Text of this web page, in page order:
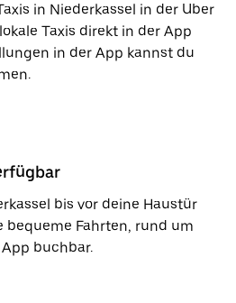
in Niederkassel in der Uber
Taxis direkt in der App
in der App kannst du
bis vor deine Haustür
bequeme Fahrten, rund um
buchbar.